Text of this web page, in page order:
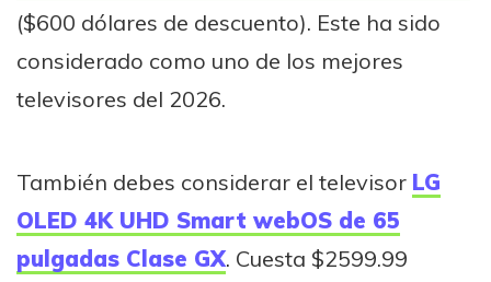
($600 dólares de descuento). Este ha sido
considerado como uno de los mejores
televisores del 2026.
También debes considerar el televisor LG
OLED 4K UHD Smart webOS de 65
pulgadas Clase GX. Cuesta $2599.99